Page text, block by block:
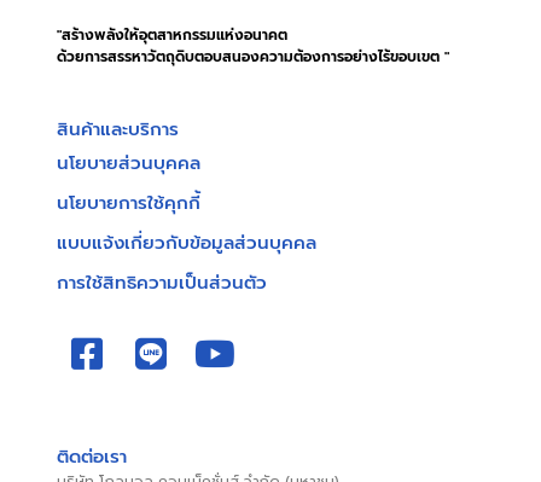
"สร้างพลังให้อุตสาหกรรมแห่งอนาคต
ด้วยการสรรหาวัตถุดิบตอบสนองความต้องการอย่างไร้ขอบเขต "
สินค้าและบริการ
นโยบายส่วนบุคคล
นโยบายการใช้คุกกี้
แบบแจ้งเกี่ยวกับข้อมูลส่วนบุคคล
การใช้สิทธิความเป็นส่วนตัว
ติดต่อเรา